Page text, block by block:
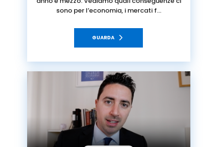
sono per l’economia, i mercati f…
GUARDA